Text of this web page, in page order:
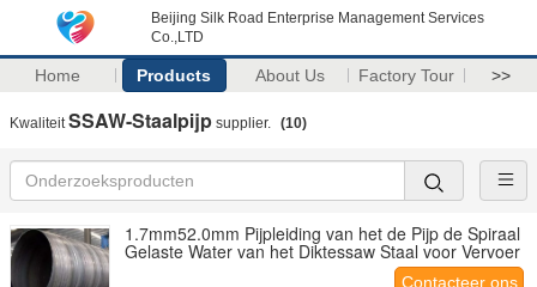
Beijing Silk Road Enterprise Management Services
Co.,LTD
Home Products About Us Factory Tour >>
KwaliteitSSAW-Staalpijp supplier. (10)
1.7mm52.0mm Pijpleiding van het de Pijp de Spiraal
Gelaste Water van het Diktessaw Staal voor Vervoer
Contacteer ons